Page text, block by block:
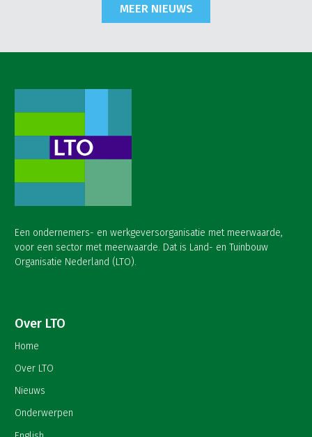
MEER NIEUWS
Een ondernemers- en werkgeversorganisatie met meerwaarde,
voor een sector met meerwaarde. Dat is Land- en Tuinbouw
Organisatie Nederland (LTO).
Over LTO
Home
Over LTO
Nieuws
Onderwerpen